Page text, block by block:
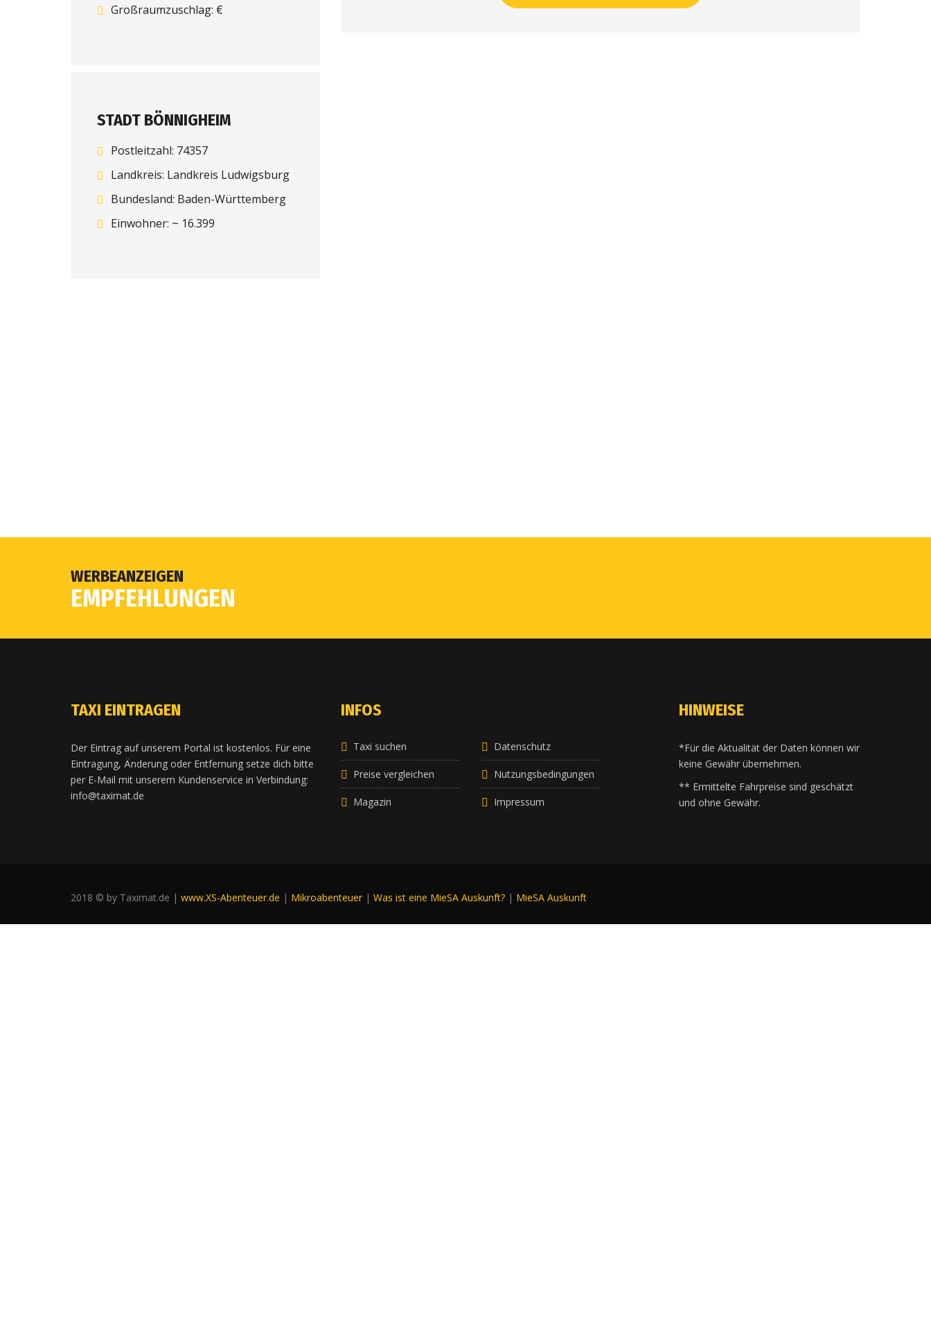
Großraumzuschlag: €
STADT BÖNNIGHEIM
Postleitzahl: 74357
Landkreis: Landkreis Ludwigsburg
Bundesland: Baden-Württemberg
Einwohner: ~ 16.399
WERBEANZEIGEN
EMPFEHLUNGEN
TAXI EINTRAGEN
Der Eintrag auf unserem Portal ist kostenlos. Für eine
Eintragung, Änderung oder Entfernung setze dich bitte
per E-Mail mit unserem Kundenservice in Verbindung:
info@taximat.de
INFOS
Taxi suchen
Preise vergleichen
Magazin
Datenschutz
Nutzungsbedingungen
Impressum
HINWEISE
*Für die Aktualität der Daten können wir
keine Gewähr übernehmen.
** Ermittelte Fahrpreise sind geschätzt
und ohne Gewähr.
2018 © by Taximat.de | www.XS-Abenteuer.de | Mikroabenteuer | Was ist eine MieSA Auskunft? | MieSA Auskunft